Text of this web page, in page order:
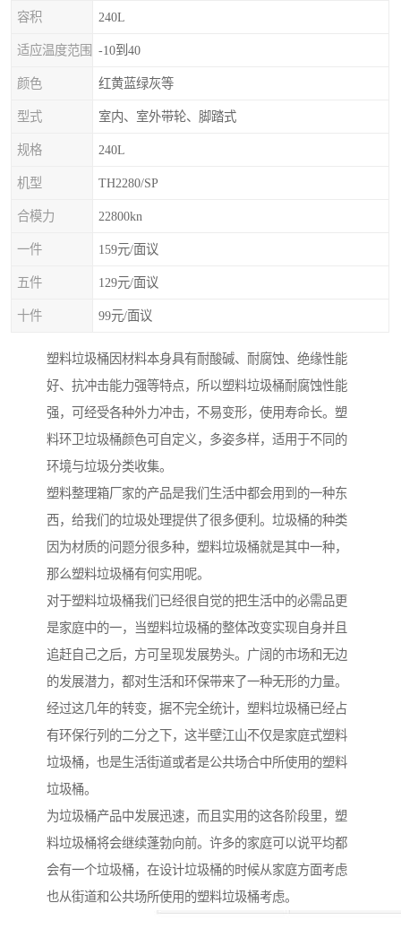
容积 240L
适应温度范围 -10到40
颜色 红黄蓝绿灰等
型式 室内、室外带轮、脚踏式
规格 240L
机型 TH2280/SP
合模力 22800kn
一件 159元/面议
五件 129元/面议
十件 99元/面议
塑料垃圾桶因材料本身具有耐酸碱、耐腐蚀、绝缘性能
好、抗冲击能力强等特点，所以塑料垃圾桶耐腐蚀性能
强，可经受各种外力冲击，不易变形，使用寿命长。塑
料环卫垃圾桶颜色可自定义，多姿多样，适用于不同的
环境与垃圾分类收集。
塑料整理箱厂家的产品是我们生活中都会用到的一种东
西，给我们的垃圾处理提供了很多便利。垃圾桶的种类
因为材质的问题分很多种，塑料垃圾桶就是其中一种，
那么塑料垃圾桶有何实用呢。
对于塑料垃圾桶我们已经很自觉的把生活中的必需品更
是家庭中的一，当塑料垃圾桶的整体改变实现自身并且
追赶自己之后，方可呈现发展势头。广阔的市场和无边
的发展潜力，都对生活和环保带来了一种无形的力量。
经过这几年的转变，据不完全统计，塑料垃圾桶已经占
有环保行列的二分之下，这半壁江山不仅是家庭式塑料
垃圾桶，也是生活街道或者是公共场合中所使用的塑料
垃圾桶。
为垃圾桶产品中发展迅速，而且实用的这各阶段里，塑
料垃圾桶将会继续蓬勃向前。许多的家庭可以说平均都
会有一个垃圾桶，在设计垃圾桶的时候从家庭方面考虑
也从街道和公共场所使用的塑料垃圾桶考虑。